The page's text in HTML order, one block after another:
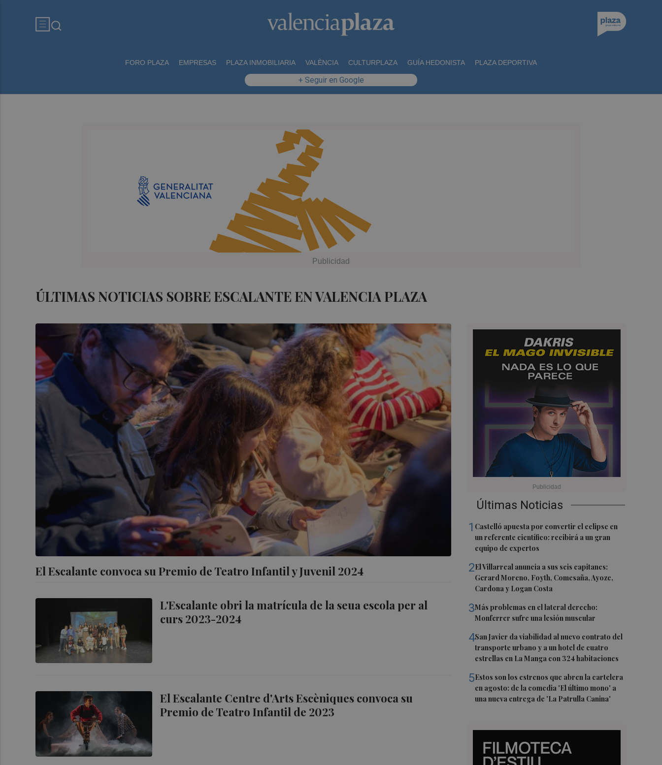
FORO PLAZA EMPRESAS PLAZA INMOBILIARIA VALÈNCIA CULTURPLAZA GUÍA HEDONISTA PLAZA DEPORTIVA
+ Seguir en Google
ÚLTIMAS NOTICIAS SOBRE ESCALANTE EN VALENCIA PLAZA
El Escalante convoca su Premio de Teatro Infantil y Juvenil 2024
L'Escalante obri la matrícula de la seua escola per al
curs 2023-2024
El Escalante Centre d'Arts Escèniques convoca su
Premio de Teatro Infantil de 2023
Últimas Noticias
1 Castelló apuesta por convertir el eclipse en
un referente científico: recibirá a un gran
equipo de expertos
2El Villarreal anuncia a sus seis capitanes:
Gerard Moreno, Foyth, Comesaña, Ayoze,
Cardona y Logan Costa
3Más problemas en el lateral derecho:
Monferrer sufre una lesión muscular
4San Javier da viabilidad al nuevo contrato del
transporte urbano y a un hotel de cuatro
estrellas en La Manga con 324 habitaciones
5Estos son los estrenos que abren la cartelera
en agosto: de la comedia 'El último mono' a
una nueva entrega de 'La Patrulla Canina'